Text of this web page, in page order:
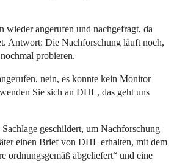
wieder angerufen und nachgefragt, da
Antwort: Die Nachforschung läuft noch,
probieren.
nein, es konnte kein Monitor
Sie sich an DHL, das geht uns
geschildert, um Nachforschung
einen Brief von DHL erhalten, mit dem
ordnungsgemäß abgeliefert“ und eine